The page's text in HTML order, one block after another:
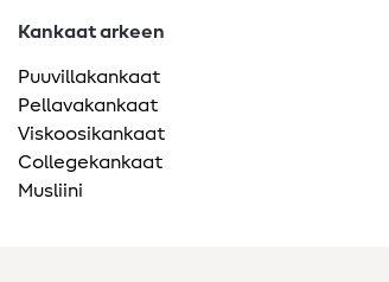
Kankaat arkeen
Puuvillakankaat
Pellavakankaat
Viskoosikankaat
Collegekankaat
Musliini